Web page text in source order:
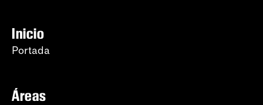
Inicio
Portada
Áreas